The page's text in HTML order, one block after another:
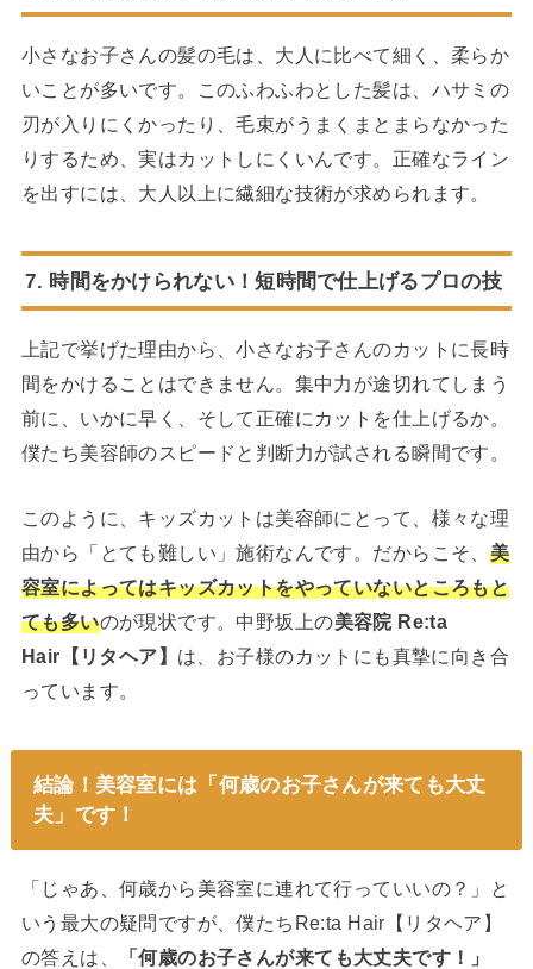
小さなお子さんの髪の毛は、大人に比べて細く、柔らか
いことが多いです。このふわふわとした髪は、ハサミの
刃が入りにくかったり、毛束がうまくまとまらなかった
りするため、実はカットしにくいんです。正確なライン
を出すには、大人以上に繊細な技術が求められます。
7. 時間をかけられない！短時間で仕上げるプロの技
上記で挙げた理由から、小さなお子さんのカットに長時
間をかけることはできません。集中力が途切れてしまう
前に、いかに早く、そして正確にカットを仕上げるか。
僕たち美容師のスピードと判断力が試される瞬間です。
このように、キッズカットは美容師にとって、様々な理
由から「とても難しい」施術なんです。だからこそ、 美
容室によってはキッズカットをやっていないところもと
ても多いのが現状です。中野坂上の美容院 Re:ta
Hair【リタヘア】 は、お子様のカットにも真摯に向き合
っています。
結論！美容室には「何歳のお子さんが来ても大丈
夫」です！
「じゃあ、何歳から美容室に連れて行っていいの？」と
いう最大の疑問ですが、僕たちRe:ta Hair【リタヘア】
の答えは、
「何歳のお子さんが来ても大丈夫です！」